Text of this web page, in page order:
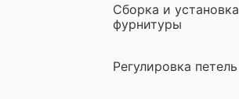
Сборка и установка
фурнитуры
Регулировка петель